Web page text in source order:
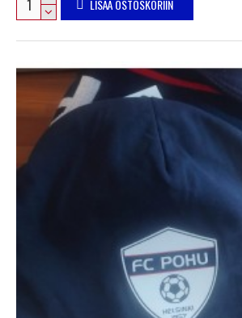
LISÄÄ OSTOSKORIIN